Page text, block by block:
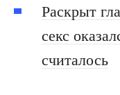
Раскрыт
секс
считалось